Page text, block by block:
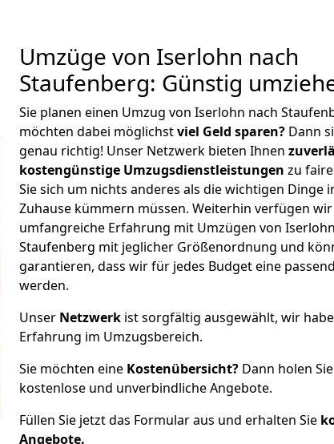
Umzüge von Iserlohn nach
Staufenberg: Günstig
Sie planen einen Umzug von Iserlohn nach
möchten dabei möglichstviel Geld sparen? Dann
genau richtig! Unser Netzwerk bieten Ihnen
kostengünstige Umzugsdienstleistungen zu
Sie sich um nichts anderes als die wichtigen Dinge
Zuhause kümmern müssen. Weiterhin verfügen
umfangreiche Erfahrung mit Umzügen von
Staufenberg mit jeglicher Größenordnung und
garantieren, dass wir für jedes Budget eine
werden.
Unser Netzwerk ist sorgfältig ausgewählt, wir
Erfahrung im Umzugsbereich.
Sie möchten eine Kostenübersicht? Dann holen
kostenlose und unverbindliche Angebote.
Füllen Sie jetzt das Formular aus und erhalten Sie
Angebote.